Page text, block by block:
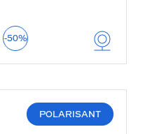
-50%
POLARISANT